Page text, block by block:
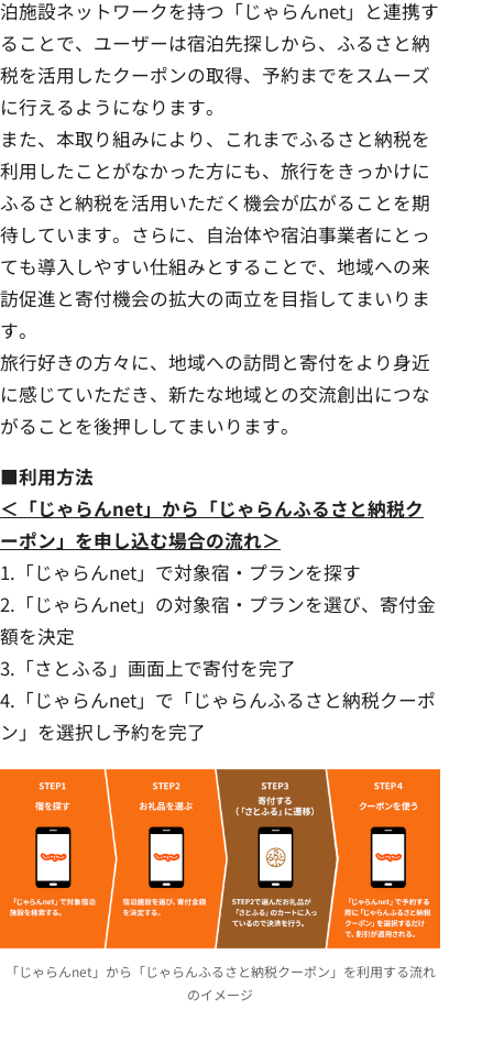
泊施設ネットワークを持つ「じゃらんnet」と連携す
ることで、ユーザーは宿泊先探しから、ふるさと納
税を活用したクーポンの取得、予約までをスムーズ
に行えるようになります。
また、本取り組みにより、これまでふるさと納税を
利用したことがなかった方にも、旅行をきっかけに
ふるさと納税を活用いただく機会が広がることを期
待しています。さらに、自治体や宿泊事業者にとっ
ても導入しやすい仕組みとすることで、地域への来
訪促進と寄付機会の拡大の両立を目指してまいりま
す。
旅行好きの方々に、地域への訪問と寄付をより身近
に感じていただき、新たな地域との交流創出につな
がることを後押ししてまいります。
■利用方法
＜「じゃらんnet」から「じゃらんふるさと納税ク
ーポン」を申し込む場合の流れ＞
1.「じゃらんnet」で対象宿・プランを探す
2.「じゃらんnet」の対象宿・プランを選び、寄付金
額を決定
3.「さとふる」画面上で寄付を完了
4.「じゃらんnet」で「じゃらんふるさと納税クーポ
ン」を選択し予約を完了
「じゃらんnet」から「じゃらんふるさと納税クーポン」を利用する流れ
のイメージ